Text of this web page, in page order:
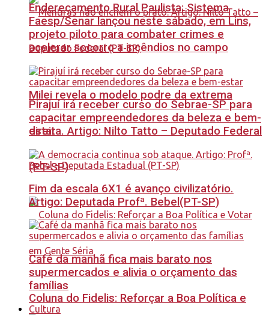
Milei revela o modelo podre da extrema
direita. Artigo: Nilto Tatto – Deputado Federal
(PT-SP)
Coluna do Fidelis: Reforçar a Boa Política e
Endereçamento Rural Paulista: Sistema
Faesp/Senar lançou neste sábado, em Lins,
projeto piloto para combater crimes e
acelerar socorro a incêndios no campo
Pirajuí irá receber curso do Sebrae-SP para
capacitar empreendedores da beleza e bem-
estar
Fim da escala 6X1 é avanço civilizatório.
Artigo: Deputada Profª. Bebel(PT-SP)
Café da manhã fica mais barato nos
supermercados e alivia o orçamento das
famílias
Cultura